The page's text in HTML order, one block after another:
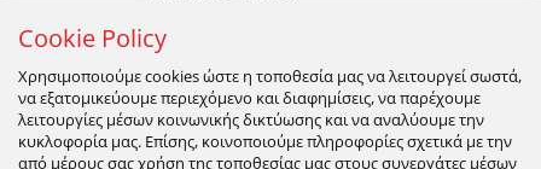
2015: EXPO MILANO
Cookie Policy
Χρησιμοποιούμε cookies ώστε η τοποθεσία μας να λειτουργεί σωστά,
να εξατομικεύουμε περιεχόμενο και διαφημίσεις, να παρέχουμε
λειτουργίες μέσων κοινωνικής δικτύωσης και να αναλύουμε την
κυκλοφορία μας. Επίσης, κοινοποιούμε πληροφορίες σχετικά με την
από μέρους σας χρήση της τοποθεσίας μας στους συνεργάτες μέσων